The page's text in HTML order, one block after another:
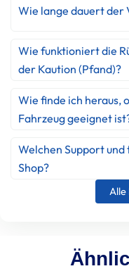
Wie lange dauert der
Wie funktioniert die
der Kaution (Pfand)?
Wie finde ich heraus,
Fahrzeug geeignet
Welchen Support
Shop?
Alle